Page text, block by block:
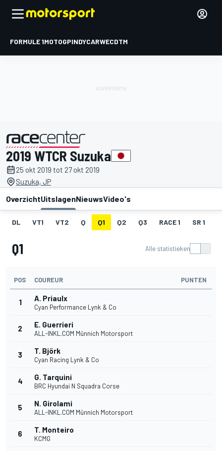
FORMULE 1MOTOGPINDYCARWECDTM
gepresenteerd door
2019 WTCR Suzuka
25 okt 2019 tot 27 okt 2019
Suzuka, JP
OverzichtUitslagenNieuwsVideo's
DL VT1 VT2 Q Q1 Q2 Q3 RACE 1 SR 1
Q1 Alle statistieken
POS COUREUR PUNTEN
1 A. Priaulx
Cyan Performance Lynk & Co
2 E. Guerrieri
ALL-INKL.COM Münnich Motorsport
3 T. Björk
Cyan Racing Lynk & Co
4 G. Tarquini
BRC Hyundai N Squadra Corse
5 N. Girolami
ALL-INKL.COM Münnich Motorsport
6 T. Monteiro
KCMG